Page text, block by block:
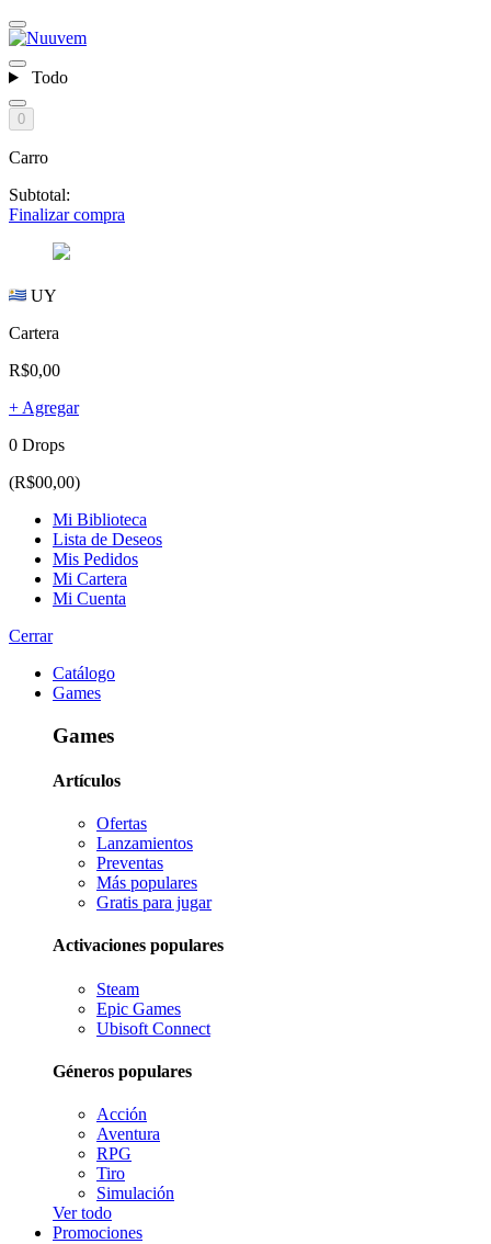
Todo
0
Carro
Subtotal:
Finalizar compra
UY
Cartera
R$0,00
+ Agregar
0 Drops
(R$00,00)
Mi Biblioteca
Lista de Deseos
Mis Pedidos
Mi Cartera
Mi Cuenta
Cerrar
Catálogo
Games
Games
Artículos
Ofertas
Lanzamientos
Preventas
Más populares
Gratis para jugar
Activaciones populares
Steam
Epic Games
Ubisoft Connect
Géneros populares
Acción
Aventura
RPG
Tiro
Simulación
Ver todo
Promociones